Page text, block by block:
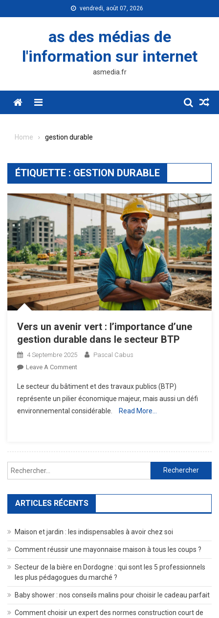
to
vendredi, août 07, 2026
as des médias de
l'information sur internet
asmedia.fr
Menu
Home gestion durable
ÉTIQUETTE : GESTION DURABLE
Vers un avenir vert : l’importance d’une
gestion durable dans le secteur BTP
4 Septembre 2025
Pascal Cabus
Leave A CommentOn
Un
Avenir
Vert
Dans
Secteur
BTP
Le secteur du bâtiment et des travaux publics (BTP)
représente un pilier économique majeur, mais aussi un défi
environnemental considérable.
Read More…
Rechercher :
ARTICLES RÉCENTS
Maison et jardin : les indispensables à avoir chez soi
Comment réussir une mayonnaise maison à tous les coups ?
Secteur de la bière en Dordogne : qui sont les 5 professionnels
les plus pédagogues du marché ?
Baby shower : nos conseils malins pour choisir le cadeau parfait
Comment choisir un expert des normes construction court de